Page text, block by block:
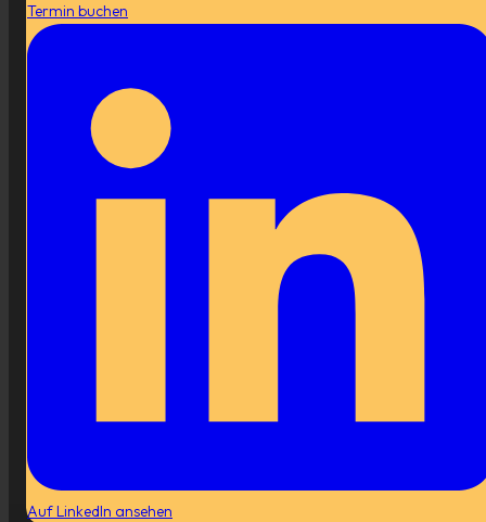
Termin buchen
Auf LinkedIn ansehen